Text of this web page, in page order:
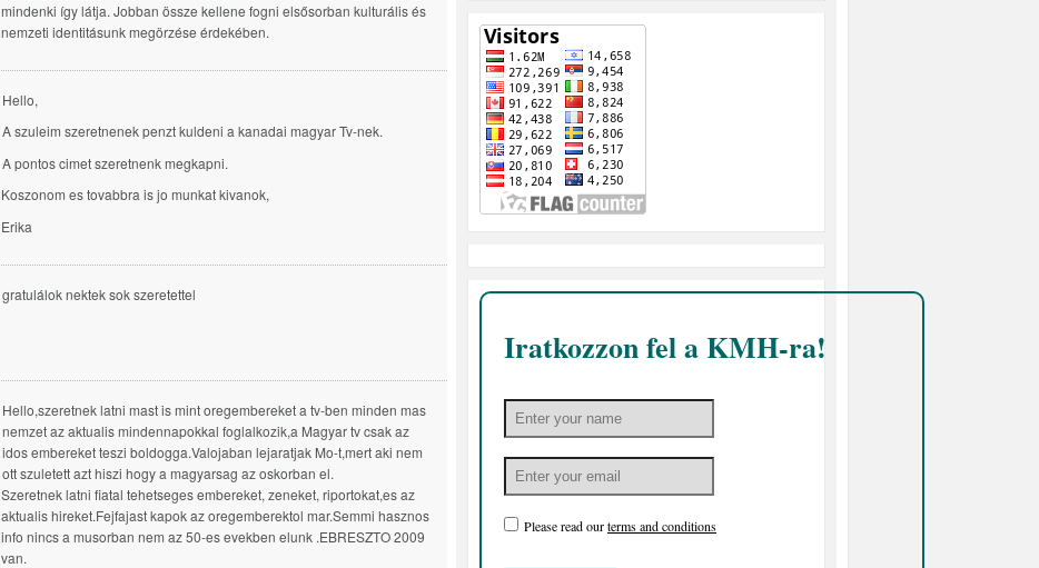
mindenki így látja. Jobban össze kellene fogni elsősorban kulturális és
nemzeti identitásunk megörzése érdekében.
Hello,
A szuleim szeretnenek penzt kuldeni a kanadai magyar Tv-nek.
A pontos cimet szeretnenk megkapni.
Koszonom es tovabbra is jo munkat kivanok,
Erika
gratulálok nektek sok szeretettel
Hello,szeretnek latni mast is mint oregembereket a tv-ben minden mas
nemzet az aktualis mindennapokkal foglalkozik,a Magyar tv csak az
idos embereket teszi boldogga.Valojaban lejaratjak Mo-t,mert aki nem
ott szuletett azt hiszi hogy a magyarsag az oskorban el.
Szeretnek latni fiatal tehetseges embereket, zeneket, riportokat,es az
aktualis hireket.Fejfajast kapok az oregemberektol mar.Semmi hasznos
info nincs a musorban nem az 50-es evekben elunk .EBRESZTO 2009
van.
Iratkozzon fel a KMH-ra!
Please read ourterms and conditions